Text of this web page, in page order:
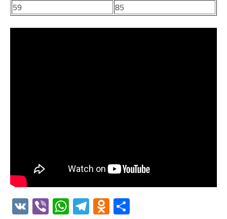
59
85
VK ViberWhatsApp
Telegram
Odnoklassniki